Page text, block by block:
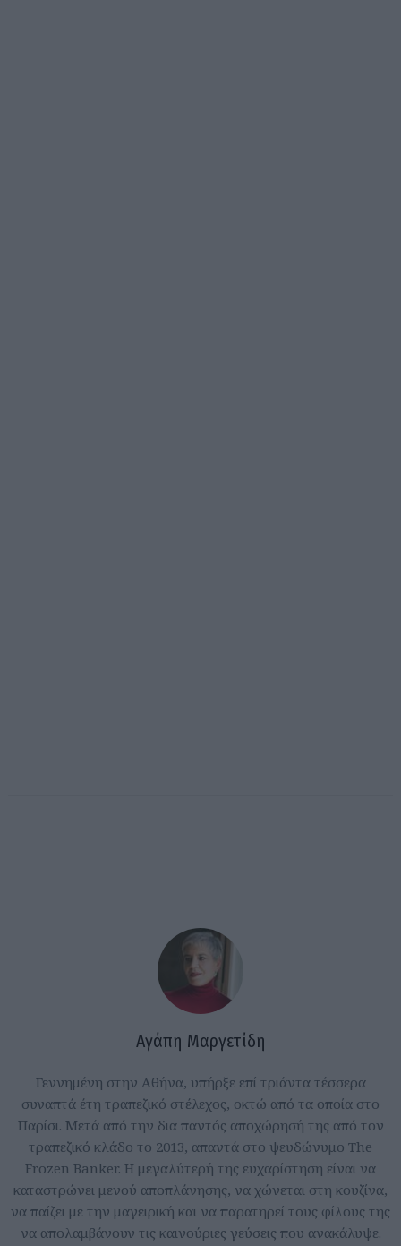
Αγάπη Μαργετίδη
Γεννημένη στην Αθήνα, υπήρξε επί τριάντα τέσσερα
συναπτά έτη τραπεζικό στέλεχος, οκτώ από τα οποία στο
Παρίσι. Μετά από την δια παντός αποχώρησή της από τον
τραπεζικό κλάδο το 2013, απαντά στο ψευδώνυμο The
Frozen Banker. Η μεγαλύτερή της ευχαρίστηση είναι να
καταστρώνει μενού αποπλάνησης, να χώνεται στη κουζίνα,
να παίζει με την μαγειρική και να παρατηρεί τους φίλους της
να απολαμβάνουν τις καινούριες γεύσεις που ανακάλυψε.